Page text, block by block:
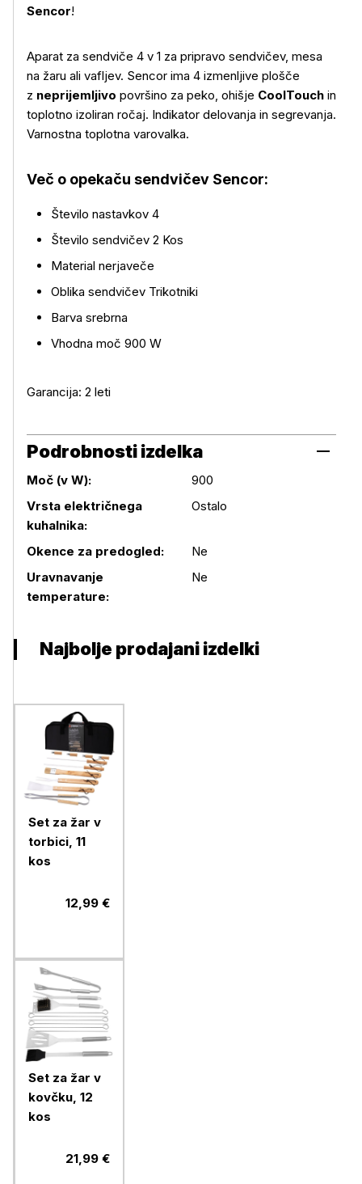
Sencor!
Aparat za sendviče 4 v 1 za pripravo sendvičev, mesa
na žaru ali vafljev. Sencor ima 4 izmenljive plošče
z neprijemljivo površino za peko, ohišje CoolTouch in
toplotno izoliran ročaj. Indikator delovanja in segrevanja.
Varnostna toplotna varovalka.
Več o opekaču sendvičev Sencor:
Število nastavkov 4
Število sendvičev 2 Kos
Material nerjaveče
Oblika sendvičev Trikotniki
Barva srebrna
Vhodna moč 900 W
Garancija: 2 leti
Podrobnosti izdelka
Moč (v W):
900
Vrsta električnega
kuhalnika:
Ostalo
Okence za predogled:
Ne
Uravnavanje
temperature:
Ne
Najbolje prodajani izdelki
Set za žar v
torbici, 11
kos
12,99 €
Set za žar v
kovčku, 12
kos
21,99 €